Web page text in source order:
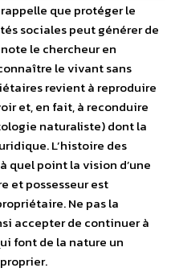
rappelle que protéger le
sociales peut générer de
le chercheur en
le vivant sans
revient à reproduire
et, en fait, à reconduire
naturaliste) dont la
L’histoire des
quel point la vision d’une
et possesseur est
Ne pas la
accepter de continuer à
font de la nature un